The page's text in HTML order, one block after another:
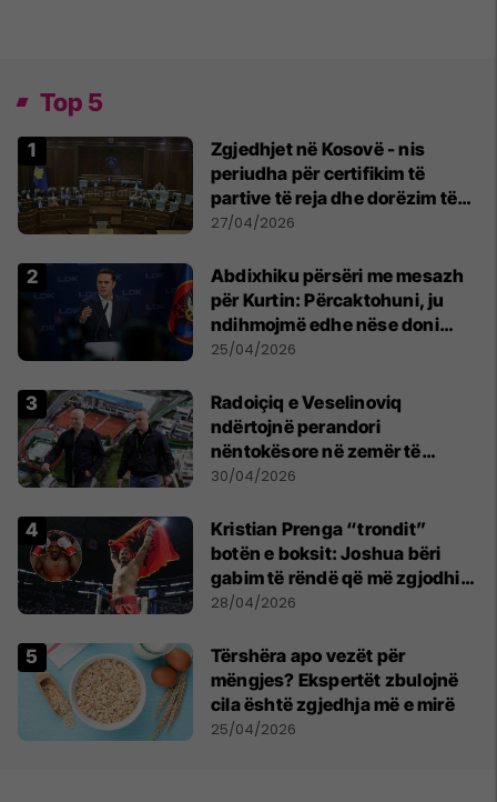
Top 5
Zgjedhjet në Kosovë - nis
periudha për certifikim të
partive të reja dhe dorëzim të
listës së kandidatëve për
27/04/2026
Abdixhiku përsëri me mesazh
për Kurtin: Përcaktohuni, ju
ndihmojmë edhe nëse doni
marrëveshje me PDK-në
25/04/2026
Radoiçiq e Veselinoviq
ndërtojnë perandori
nëntokësore në zemër të
Beogradit, nën vilat e tyre
30/04/2026
Kristian Prenga “trondit”
botën e boksit: Joshua bëri
gabim të rëndë që më zgjodhi
mua si kundërshtar
28/04/2026
Tërshëra apo vezët për
mëngjes? Ekspertët zbulojnë
cila është zgjedhja më e mirë
25/04/2026